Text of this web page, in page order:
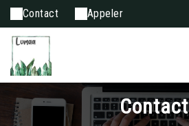
Contact Appeler
Contact